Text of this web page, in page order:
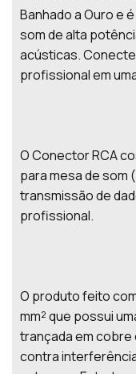
Banhado a Ouro e
som de alta
acústicas.
profissional em
O Conector RCA
para mesa de som
transmissão de
profissional.
O produto feito
mm² que possui
trançada em cobre
contra